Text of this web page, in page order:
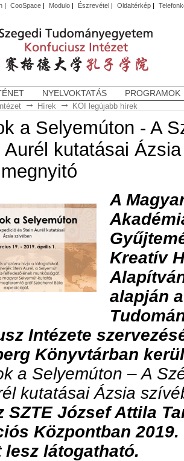
| CooSpace| Modulo| Észrevétel| Oldaltérkép|
NYELVOKTATÁS PROGRAMOK
Hírek KOI legújabb hírek
a Selyemúton - A
Aurél kutatásai
A
Kreatív
alapján
Intézete
Könyvtárban
a Selyemúton – A
kutatásai Ázsia
SZTE József Attila
Központban
lesz látogatható.